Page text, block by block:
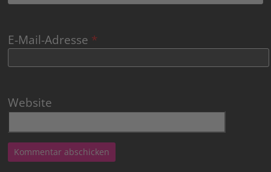
E-Mail-Adresse *
Website